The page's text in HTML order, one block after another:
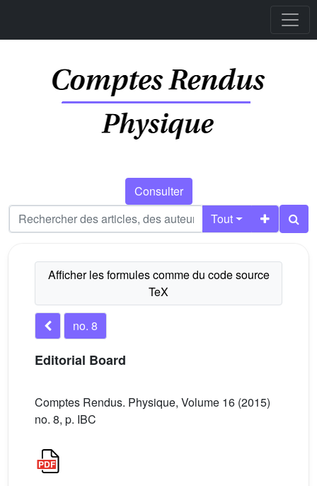
Consulter
Tout
no. 8
Editorial Board
Comptes Rendus. Physique, Volume 16 (2015)
no. 8, p. IBC